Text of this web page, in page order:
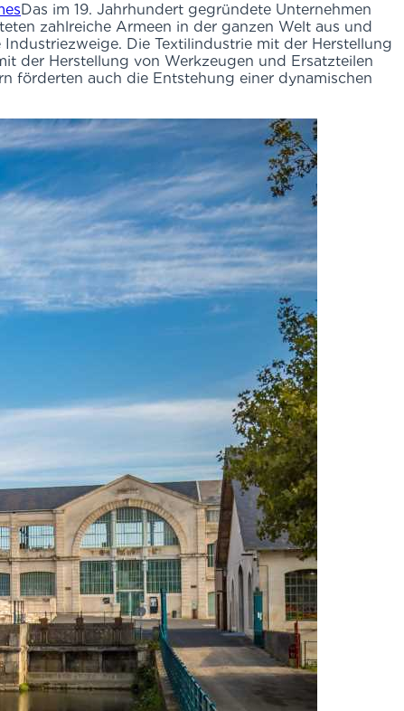
Das im 19. Jahrhundert gegründete Unternehmen
zahlreiche Armeen in der ganzen Welt aus und
Die Textilindustrie mit der Herstellung
der Herstellung von Werkzeugen und Ersatzteilen
förderten auch die Entstehung einer dynamischen